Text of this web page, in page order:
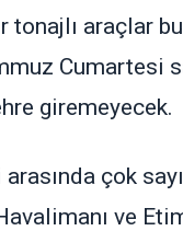
tonajlı araçlar
Cumartesi
giremeyecek.
çok
ve